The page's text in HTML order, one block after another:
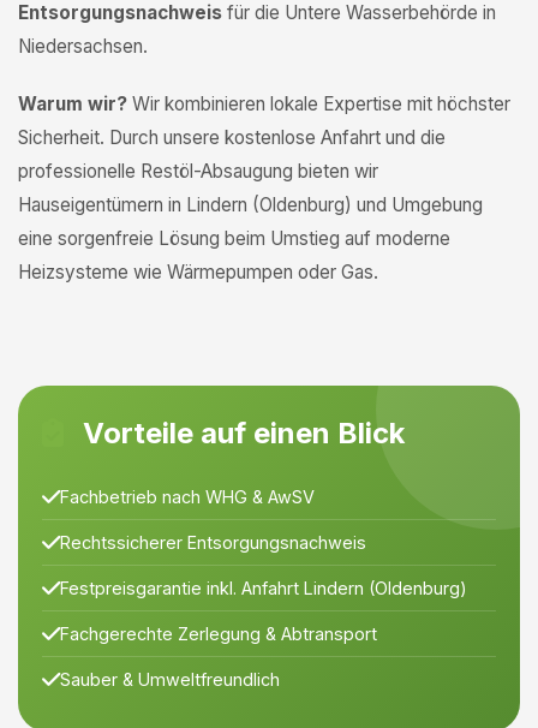
Entsorgungsnachweis für die Untere Wasserbehörde in
Niedersachsen.
Warum wir? Wir kombinieren lokale Expertise mit höchster
Sicherheit. Durch unsere kostenlose Anfahrt und die
professionelle Restöl-Absaugung bieten wir
Hauseigentümern in Lindern (Oldenburg) und Umgebung
eine sorgenfreie Lösung beim Umstieg auf moderne
Heizsysteme wie Wärmepumpen oder Gas.
Vorteile auf einen Blick
Fachbetrieb nach WHG & AwSV
Rechtssicherer Entsorgungsnachweis
Festpreisgarantie inkl. Anfahrt Lindern (Oldenburg)
Fachgerechte Zerlegung & Abtransport
Sauber & Umweltfreundlich